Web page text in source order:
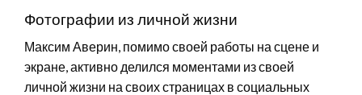
Фотографии из личной жизни
Максим Аверин, помимо своей работы на сцене и
экране, активно делился моментами из своей
личной жизни на своих страницах в социальных